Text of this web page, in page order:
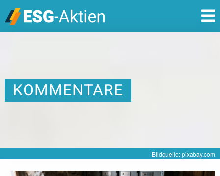
KOMMENTARE
Bildquelle: pixabay.com